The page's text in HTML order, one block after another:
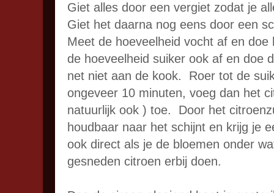
Giet alles door een vergiet zodat je
Giet het daarna nog eens door een
Meet de hoeveelheid vocht af en
de hoeveelheid suiker ook af en doe
net niet aan de kook. Roer tot de
ongeveer 10 minuten, voeg dan het
natuurlijk ook ) toe. Door het
houdbaar naar het schijnt en krijg je
ook direct als je de bloemen onder
gesneden citroen erbij doen.